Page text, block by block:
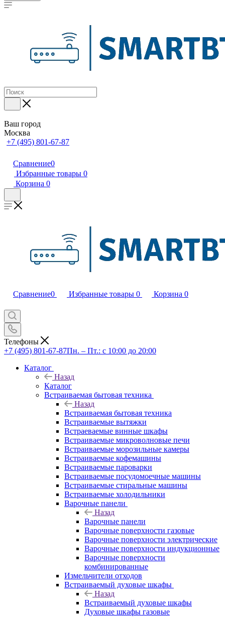
Ваш город
Москва
+7 (495) 801-67-87
Сравнение0
Избранные товары 0
Корзина 0
Сравнение0 Избранные товары 0 Корзина 0
Телефоны
+7 (495) 801-67-87Пн. – Пт.: с 10:00 до 20:00
Каталог
Назад
Каталог
Встраиваемая бытовая техника
Назад
Встраиваемая бытовая техника
Встраиваемые вытяжки
Встраеваемые винные шкафы
Встраиваемые микроволновые печи
Встраиваемые морозильные камеры
Встраиваемые кофемашины
Встраиваемые пароварки
Встраиваемые посудомоечные машины
Встраиваемые стиральные машины
Встраиваемые холодильники
Варочные панели
Назад
Варочные панели
Варочные поверхности газовые
Варочные поверхности электрические
Варочные поверхности индукционные
Варочные поверхности
комбинированные
Измельчители отходов
Встраиваемый духовые шкафы
Назад
Встраиваемый духовые шкафы
Духовые шкафы газовые